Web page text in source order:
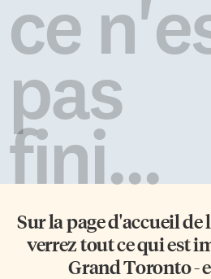
ce
pas
fini...
Sur la page d'accueil de
verrez tout ce qui est
Grand Toronto -